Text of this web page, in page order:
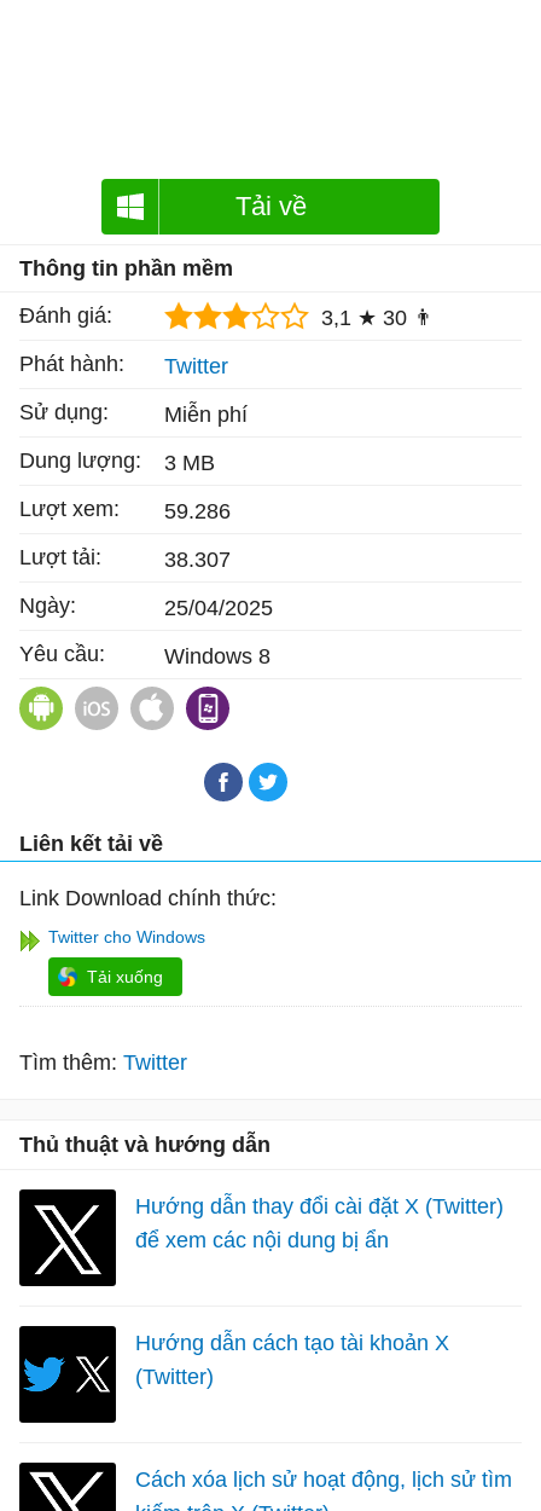
Tải về
Thông tin phần mềm
Đánh giá:
3,1 ★ 30 👨
Phát hành:
Twitter
Sử dụng:
Miễn phí
Dung lượng:
3 MB
Lượt xem:
59.286
Lượt tải:
38.307
Ngày:
25/04/2025
Yêu cầu:
Windows 8
X (Twitter) cho Android
X (Twitter) cho iOS
Twitter for Mac
Liên kết tải về
Link Download chính thức:
Twitter cho Windows
Tải xuống
Tìm thêm: Twitter
Thủ thuật và hướng dẫn
Hướng dẫn thay đổi cài đặt X (Twitter)
để xem các nội dung bị ẩn
Hướng dẫn cách tạo tài khoản X
(Twitter)
Cách xóa lịch sử hoạt động, lịch sử tìm